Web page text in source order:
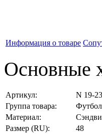
Информация о товаре
Основные
Артикул:
N 19-
Группа товара:
Материал:
Размер (RU):
48